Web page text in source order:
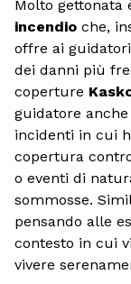
Molto gettonata
incendio che,
offre ai
dei danni più
coperture
guidatore
incidenti in cui
copertura
o eventi di
sommosse.
pensando alle
contesto in cui
vivere